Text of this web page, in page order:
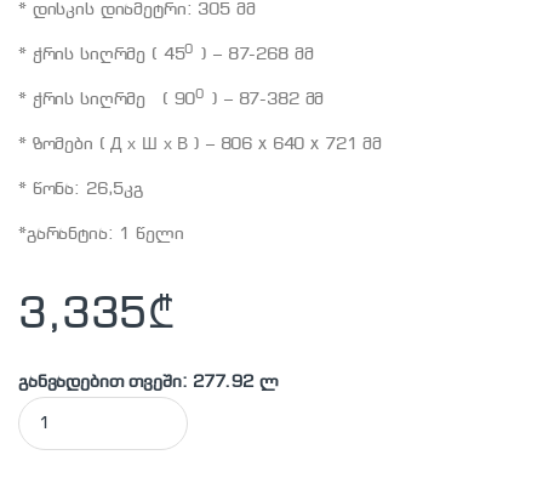
* დისკის დიამეტრი: 305 მმ
* ჭრის სიღრმე ( 450) – 87-268 მმ
* ჭრის სიღრმე ( 900) – 87-382 მმ
* ზომები ( Д х Ш х В ) – 806 x 640 x 721 მმ
* წონა: 26,5კგ
*გარანტია: 1 წელი
3,335₾
განვადებით თვეში: 277.92 ლ
MAKITA - LS1216L ცირკულარული ხერხი quantity